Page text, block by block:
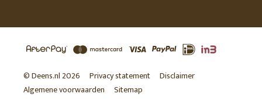
© Deens.nl 2026 Privacy statement
Disclaimer
Algemene voorwaarden
Sitemap